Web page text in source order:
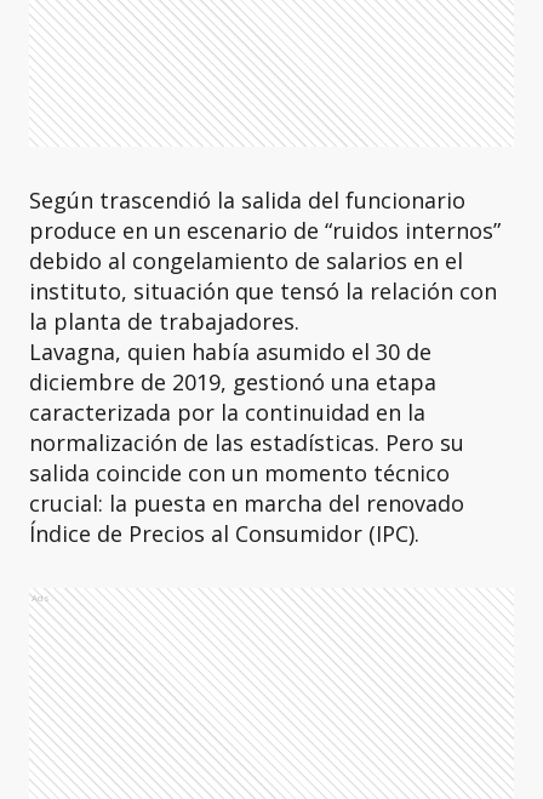
Según trascendió la salida del funcionario
produce en un escenario de “ruidos internos”
debido al congelamiento de salarios en el
instituto, situación que tensó la relación con
la planta de trabajadores.
Lavagna, quien había asumido el 30 de
diciembre de 2019, gestionó una etapa
caracterizada por la continuidad en la
normalización de las estadísticas. Pero su
salida coincide con un momento técnico
crucial: la puesta en marcha del renovado
Índice de Precios al Consumidor (IPC).
Ads